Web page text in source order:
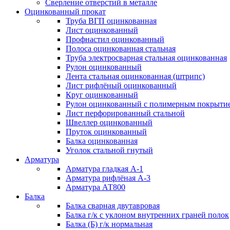
Сверление отверстий в металле
Оцинкованный прокат
Труба ВГП оцинкованная
Лист оцинкованный
Профнастил оцинкованный
Полоса оцинкованная стальная
Труба электросварная стальная оцинкованная
Рулон оцинкованный
Лента стальная оцинкованная (штрипс)
Лист рифлёный оцинкованный
Круг оцинкованный
Рулон оцинкованный с полимерным
Лист перфорированный стальной
Швеллер оцинкованный
Пруток оцинкованный
Балка оцинкованная
Уголок стальной гнутый
Арматура
Арматура гладкая А-1
Арматура рифлёная А-3
Арматура АТ800
Балка
Балка сварная двутавровая
Балка г/к с уклоном внутренних граней полок
Балка (Б) г/к нормальная